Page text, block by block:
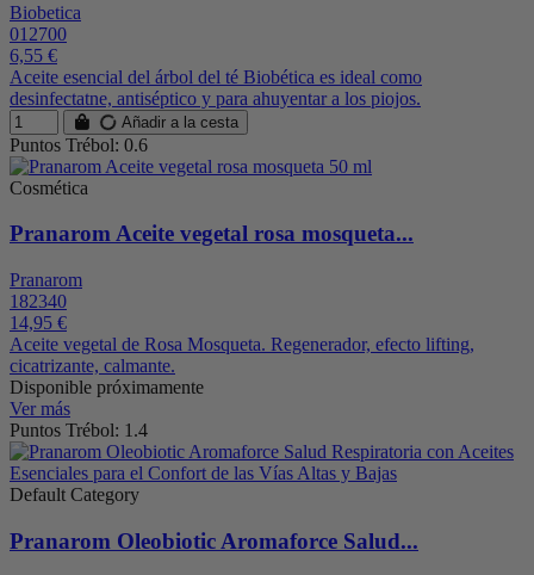
Biobetica
012700
6,55 €
Aceite esencial del árbol del té Biobética es ideal como
desinfectatne, antiséptico y para ahuyentar a los piojos.
Añadir a la cesta
Puntos Trébol: 0.6
Cosmética
Pranarom Aceite vegetal rosa mosqueta...
Pranarom
182340
14,95 €
Aceite vegetal de Rosa Mosqueta. Regenerador, efecto lifting,
cicatrizante, calmante.
Disponible próximamente
Ver más
Puntos Trébol: 1.4
Default Category
Pranarom Oleobiotic Aromaforce Salud...